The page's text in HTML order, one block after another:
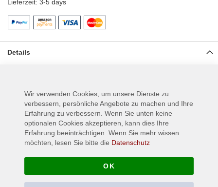
Lieferzeit 3-5 days
Details
Mehr Informationen
Wir verwenden Cookies, um unsere Dienste zu
verbessern, persönliche Angebote zu machen und Ihre
Erfahrung zu verbessern. Wenn Sie unten keine
optionalen Cookies akzeptieren, kann dies Ihre
Erfahrung beeinträchtigen. Wenn Sie mehr wissen
möchten, lesen Sie bitte die Datenschutz
OK